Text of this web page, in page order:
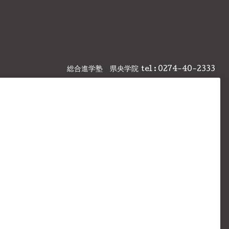
総合進学塾 県央学院 tel : 0274-40-2333